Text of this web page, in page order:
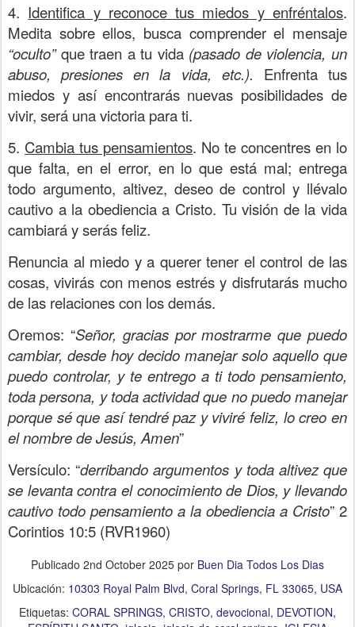
4. Identifica y reconoce tus miedos y enfréntalos.
Medita sobre ellos, busca comprender el mensaje
“oculto”que traen a tu vida (pasado de violencia, un
abuso, presiones en la vida, etc.). Enfrenta tus
miedos y así encontrarás nuevas posibilidades de
vivir, será una victoria para ti.
5. Cambia tus pensamientos. No te concentres en lo
que falta, en el error, en lo que está mal; entrega
todo argumento, altivez, deseo de control y llévalo
cautivo a la obediencia a Cristo. Tu visión de la vida
cambiará y serás feliz.
Renuncia al miedo y a querer tener el control de las
cosas, vivirás con menos estrés y disfrutarás mucho
de las relaciones con los demás.
Oremos: “Señor, gracias por mostrarme que puedo
cambiar, desde hoy decido manejar solo aquello que
puedo controlar, y te entrego a ti todo pensamiento,
toda persona, y toda actividad que no puedo manejar
porque sé que así tendré paz y viviré feliz, lo creo en
el nombre de Jesús, Amen”
Versículo: “derribando argumentos y toda altivez que
se levanta contra el conocimiento de Dios, y llevando
cautivo todo pensamiento a la obediencia a Cristo” 2
Corintios 10:5 (RVR1960)
Publicado 2nd October 2025 por Buen Dia Todos Los Dias
Ubicación: 10303 Royal Palm Blvd, Coral Springs, FL 33065, USA
Etiquetas: CORAL SPRINGS CRISTO devocional DEVOTION